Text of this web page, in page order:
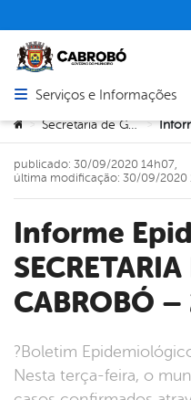
Abrir menu principal de
Serviços e Informações
Você está aqui:
> Secretaria de Governo >
Informe Epidemiológico –
CABROBÓ
?Boletim
Nesta terça-feira, o
publicado: 30/09/2020 14h07,
última modificação: 30/09/2020